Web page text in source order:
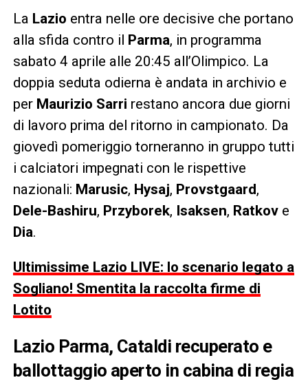
La Lazio entra nelle ore decisive che portano
alla sfida contro il Parma, in programma
sabato 4 aprile alle 20:45 all’Olimpico. La
doppia seduta odierna è andata in archivio e
per Maurizio Sarri restano ancora due giorni
di lavoro prima del ritorno in campionato. Da
giovedì pomeriggio torneranno in gruppo tutti
i calciatori impegnati con le rispettive
nazionali: Marusic, Hysaj, Provstgaard,
Dele-Bashiru, Przyborek, Isaksen, Ratkove
Dia.
Ultimissime Lazio LIVE: lo scenario legato a
Sogliano! Smentita la raccolta firme di
Lotito
Lazio Parma, Cataldi recuperato e
ballottaggio aperto in cabina di regia